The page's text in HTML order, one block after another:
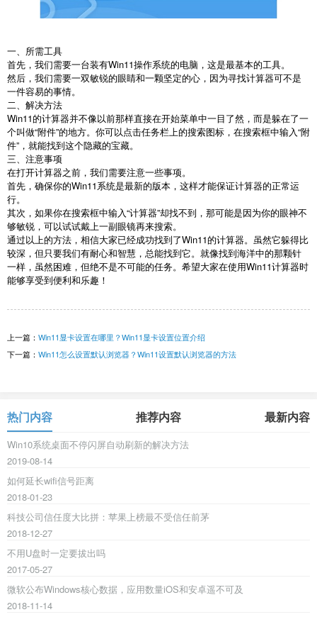
一、所需工具
首先，我们需要一台装有Win11操作系统的电脑，这是最基本的工具。
然后，我们需要一双敏锐的眼睛和一颗坚定的心，因为寻找计算器可不是
一件容易的事情。
二、解决方法
Win11的计算器并不像以前那样直接在开始菜单中一目了然，而是躲在了一
个叫做“附件”的地方。你可以点击任务栏上的搜索图标，在搜索框中输入“附
件”，就能找到这个隐藏的宝藏。
三、注意事项
在打开计算器之前，我们需要注意一些事项。
首先，确保你的Win11系统是最新的版本，这样才能保证计算器的正常运
行。
其次，如果你在搜索框中输入“计算器”却找不到，那可能是因为你的眼神不
够敏锐，可以试试戴上一副眼镜再来搜索。
通过以上的方法，相信大家已经成功找到了Win11的计算器。虽然它躲得比
较深，但只要我们有耐心和智慧，总能找到它。就像找到海洋中的那颗针
一样，虽然困难，但绝不是不可能的任务。希望大家在使用Win11计算器时
能够享受到便利和乐趣！
上一篇： Win11显卡设置在哪里？Win11显卡设置位置介绍
下一篇： Win11怎么设置默认浏览器？Win11设置默认浏览器的方法
热门内容 推荐内容 最新内容
Win10系统桌面不停闪屏自动刷新的解决方法
2019-08-14
如何延长wifi信号距离
2018-01-23
科技公司信任度大比拼：苹果上榜最不受信任前茅
2018-12-27
不用U盘时一定要拔出吗
2017-05-27
微软公布Windows核心数据，应用数量iOS和安卓遥不可及
2018-11-14